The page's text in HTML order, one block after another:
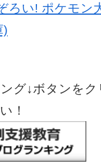
ろい! ポケモン
)
グ↓ボタンをク
！